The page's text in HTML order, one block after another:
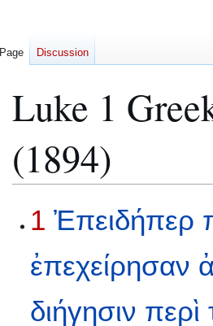
Luke 1
(1894)
toto
1 Ἐπειδήπερ
ἐπεχείρησαν
διήγησιν περὶ
Page Discussion